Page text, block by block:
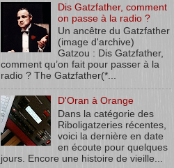
Dis Gatzfather, comment
on passe à la radio ?
Un ancêtre du Gatzfather
(image d'archive)
Gatzou : Dis Gatzfather,
comment qu’on fait pour passer à la
radio ? The Gatzfather(*...
D'Oran à Orange
Dans la catégorie des
Riboligatzeries récentes,
voici la dernière en date
en écoute pour quelques
jours. Encore une histoire de vieille...